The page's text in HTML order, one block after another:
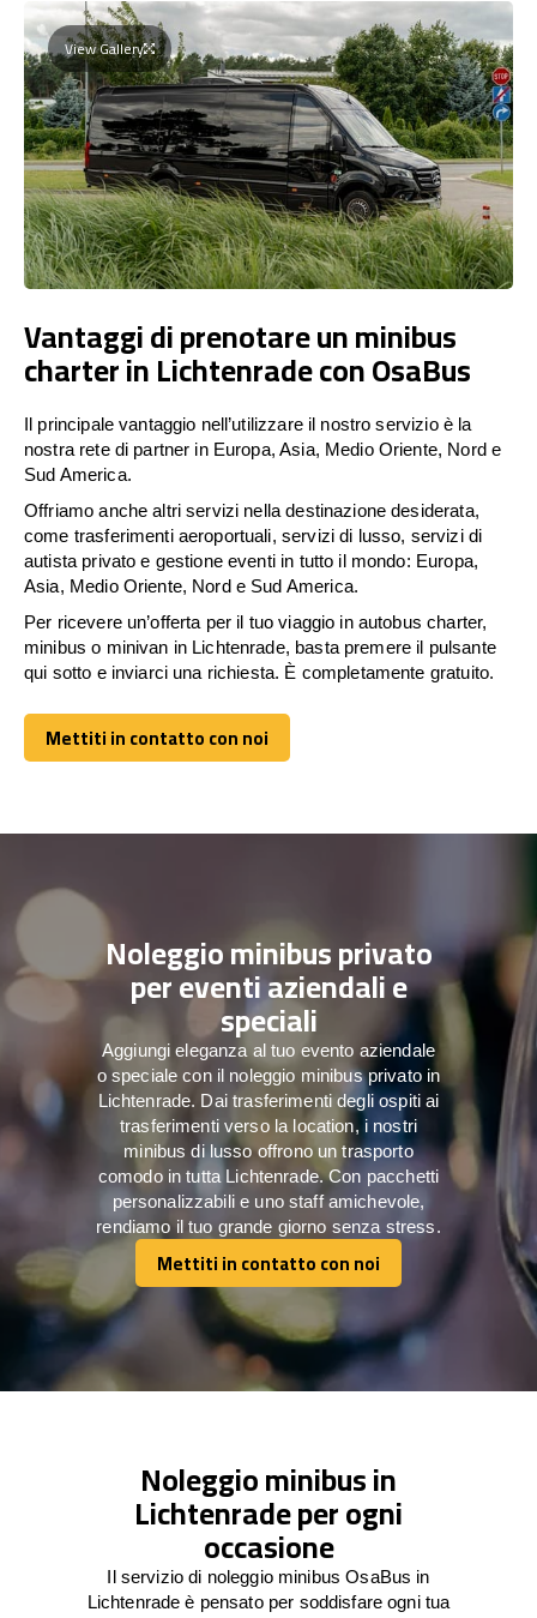
View Gallery
Vantaggi di prenotare un minibus
charter in Lichtenrade con OsaBus
Il principale vantaggio nell’utilizzare il nostro servizio è la
nostra rete di partner in Europa, Asia, Medio Oriente, Nord e
Sud America.
Offriamo anche altri servizi nella destinazione desiderata,
come trasferimenti aeroportuali, servizi di lusso, servizi di
autista privato e gestione eventi in tutto il mondo: Europa,
Asia, Medio Oriente, Nord e Sud America.
Per ricevere un’offerta per il tuo viaggio in autobus charter,
minibus o minivan in Lichtenrade, basta premere il pulsante
qui sotto e inviarci una richiesta. È completamente gratuito.
Mettiti in contatto con noi
Mettiti in contatto con noi
Noleggio minibus privato
per eventi aziendali e
speciali
Aggiungi eleganza al tuo evento aziendale
o speciale con il noleggio minibus privato in
Lichtenrade. Dai trasferimenti degli ospiti ai
trasferimenti verso la location, i nostri
minibus di lusso offrono un trasporto
comodo in tutta Lichtenrade. Con pacchetti
personalizzabili e uno staff amichevole,
rendiamo il tuo grande giorno senza stress.
Mettiti in contatto con noi
Mettiti in contatto con noi
Noleggio minibus in
Lichtenrade per ogni
occasione
Il servizio di noleggio minibus OsaBus in
Lichtenrade è pensato per soddisfare ogni tua